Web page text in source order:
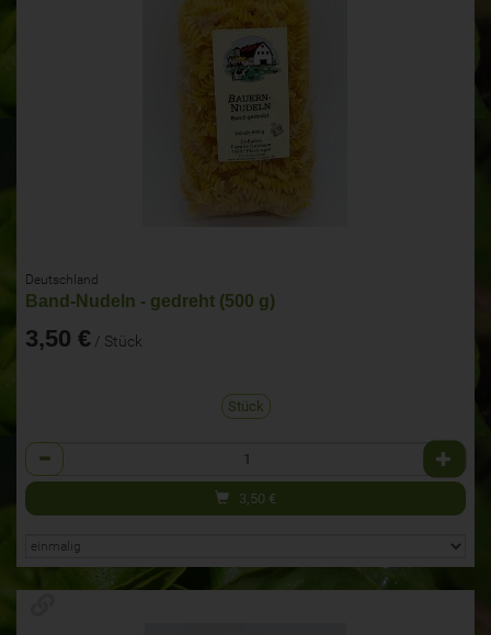
Deutschland
Band-Nudeln - gedreht (500 g)
3,50 € / Stück
Stück
Anzahl
3,50 €